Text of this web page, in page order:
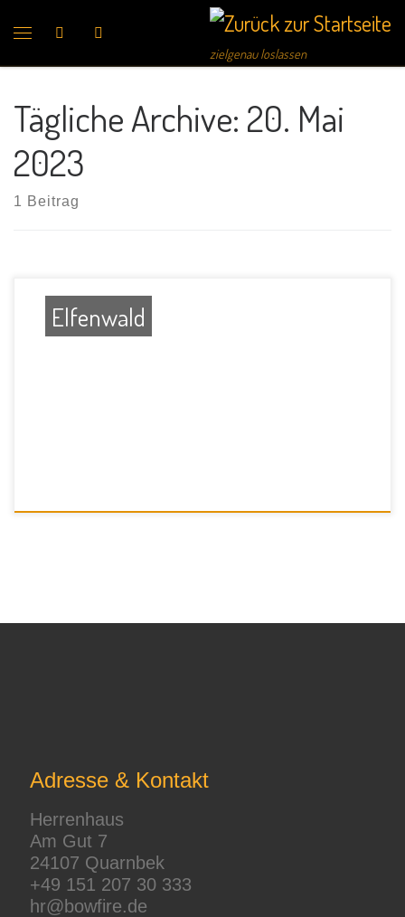
zielgenau loslassen
Tägliche Archive: 20. Mai
2023
1 Beitrag
Elfenwald
Adresse & Kontakt
Herrenhaus
Am Gut 7
24107 Quarnbek
+49 151 207 30 333
hr@bowfire.de